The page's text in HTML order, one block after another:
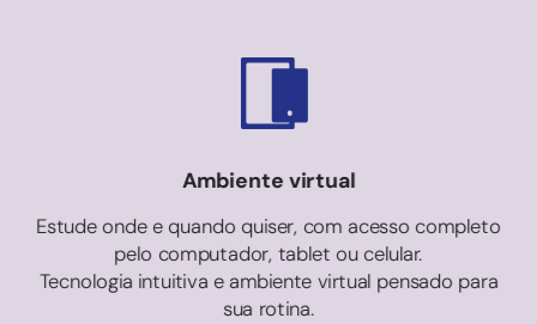
Ambiente virtual
Estude onde e quando quiser, com acesso completo
pelo computador, tablet ou celular.
Tecnologia intuitiva e ambiente virtual pensado para
sua rotina.